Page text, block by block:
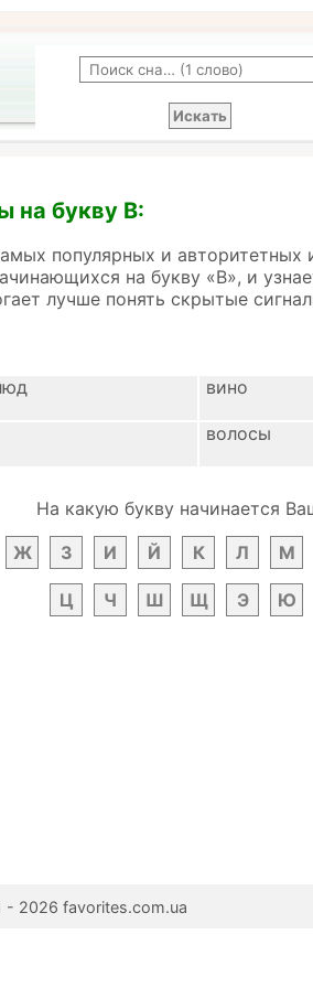
на букву В:
популярных и авторитетных
на букву «В», и
лучше понять скрытые
вино
волосы
На какую букву начинается
Ж З И Й К Л М
Ц Ч Ш Щ Э Ю
- 2026 favorites.com.ua